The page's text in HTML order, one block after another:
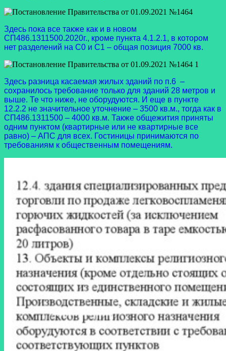
Здесь пока все также как и в новом
СП486.1311500.2020г., кроме пункта 4.1.2.1, в котором
нет разделений на С0 и С1 – общая позиция 7000 кв.
Здесь разница касаемая жилых зданий по п.6 –
сохранилось требование только для зданий 28 метров и
выше. Те что ниже, не оборудуются. И еще в пункте
12.2.2 не значительное уточнение – 3500 кв.м., тогда как в
СП486.1311500 – 4000 кв.м. Также общежития приняты
одним пунктом (квартирные или не квартирные все
равно) – АПС для всех. Гостиницы принимаются по
требованиям к общественным помещениям.